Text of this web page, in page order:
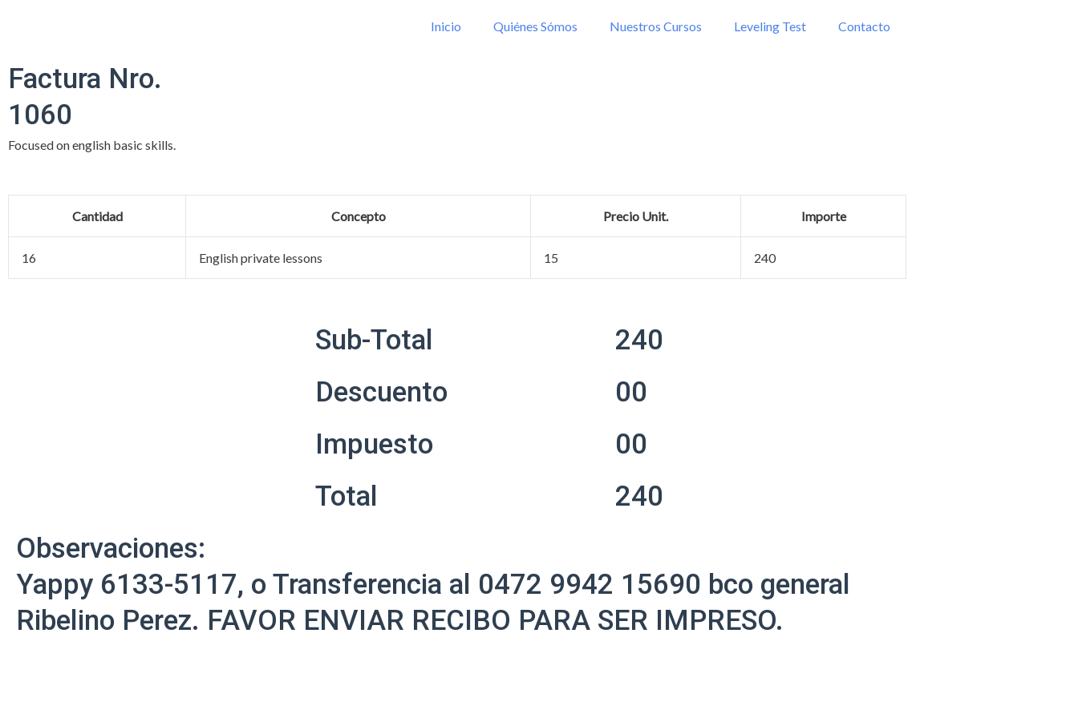
Inicio Quiénes Sómos Nuestros Cursos Leveling Test Contacto
Factura Nro.
1060
Focused on english basic skills.
Cantidad Concepto Precio Unit. Importe
16 English private lessons 15 240
Sub-Total
240
Descuento
00
Impuesto
00
Total
240
Observaciones:
Yappy 6133-5117, o Transferencia al 0472 9942 15690 bco general
Ribelino Perez. FAVOR ENVIAR RECIBO PARA SER IMPRESO.